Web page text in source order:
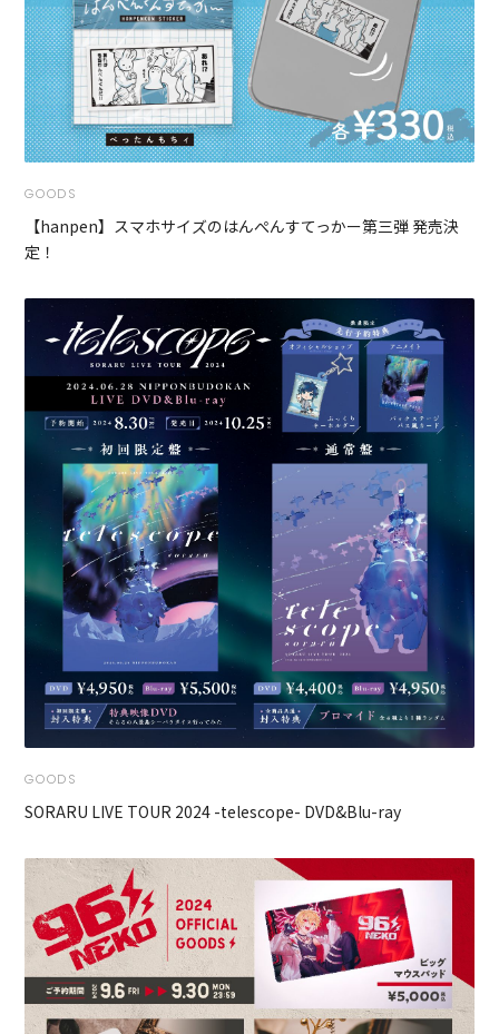
GOODS
【hanpen】スマホサイズのはんぺんすてっかー第三弾 発売決
定！
GOODS
SORARU LIVE TOUR 2024 -telescope- DVD&Blu-ray